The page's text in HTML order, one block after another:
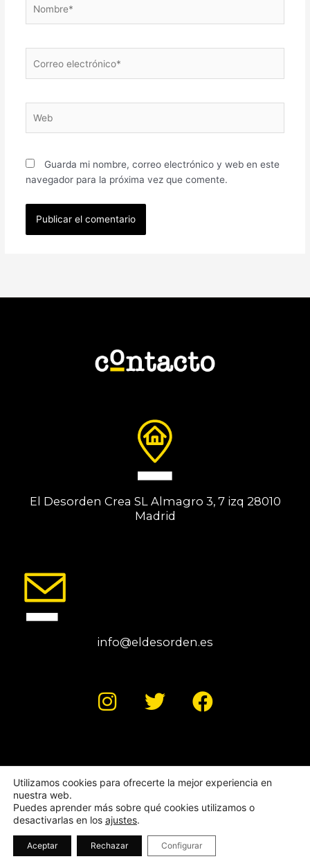
electrónico*
Guarda mi nombre, correo electrónico y web en este
navegador para la próxima vez que comente.
El Desorden Crea SL Almagro 3, 7 izq 28010
Madrid
info@eldesorden.es
I
n
a
g
r
a
m
T
w
t
e
r
F
a
b
o
o
k
Aviso Legal| Política de Privacidad|Política de
cookies
Utilizamos cookies para ofrecerte la mejor experiencia en
nuestra web.
Puedes aprender más sobre qué cookies utilizamos o
desactivarlas en los ajustes.
Aceptar Rechazar Configurar